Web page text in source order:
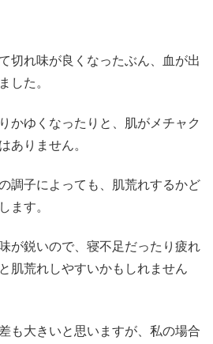
切れ味が良くなったぶん、血が出
した。
かゆくなったりと、肌がメチャク
ありません。
調子によっても、肌荒れするかど
ます。
が鋭いので、寝不足だったり疲れ
肌荒れしやすいかもしれません
も大きいと思いますが、私の場合